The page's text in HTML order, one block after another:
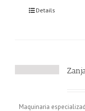
Details
Maquinaria